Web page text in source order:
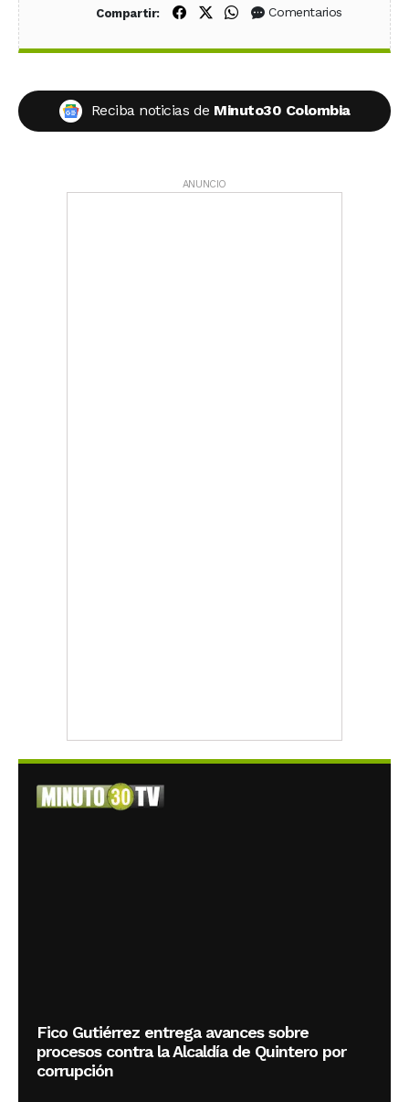
Compartir: Compartir en Facebook
Compartir en X (Twitter)
Compartir en WhatsApp
Comentarios
Reciba noticias de Minuto30 Colombia
ANUNCIO
Fico Gutiérrez entrega avances sobre
procesos contra la Alcaldía de Quintero por
corrupción